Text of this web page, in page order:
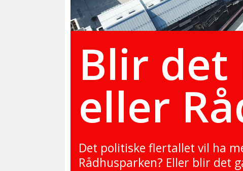
Blir det
eller
Det politiske flertallet vil ha
Rådhusparken? Eller blir det